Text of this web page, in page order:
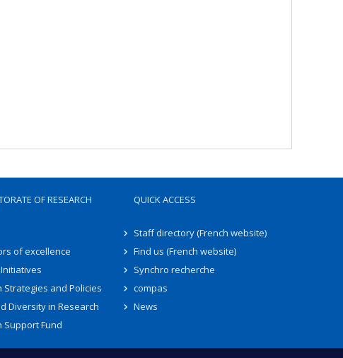
OF RESEARCH
of excellence
Strategies and Policies
Diversity in Research
Support Fund
QUICK ACCESS
Staff directory (French website)
Find us (French website)
Synchro recherche
compas
News